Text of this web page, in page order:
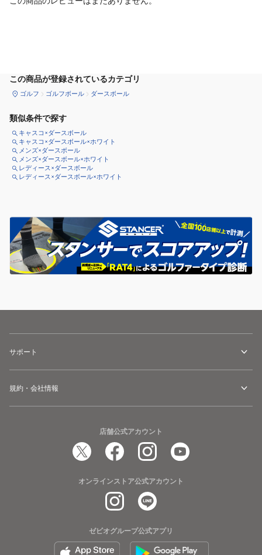
この商品が登録されているカテゴリ
ゴルフ ゴルフボール ダースボール
類似条件で探す
キャスコ×ダースボール
キャスコ×ダースボール×ホワイト
メンズ×ダースボール
メンズ×ダースボール×ホワイト
レディース×ダースボール
レディース×ダースボール×ホワイト
サポート
規約・会社情報
店舗公式アカウント
オンラインストア公式アカウント
ゼビオグループ公式アプリ